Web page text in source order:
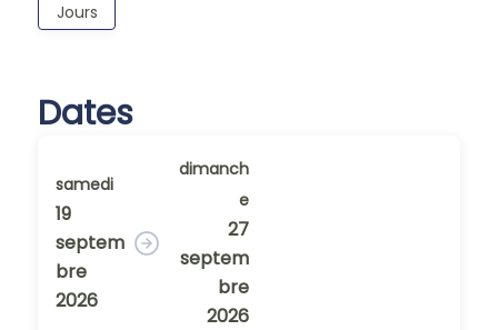
Jours
Dates
samedi
19
septem
bre
2026
dimanch
e
27
septem
bre
2026